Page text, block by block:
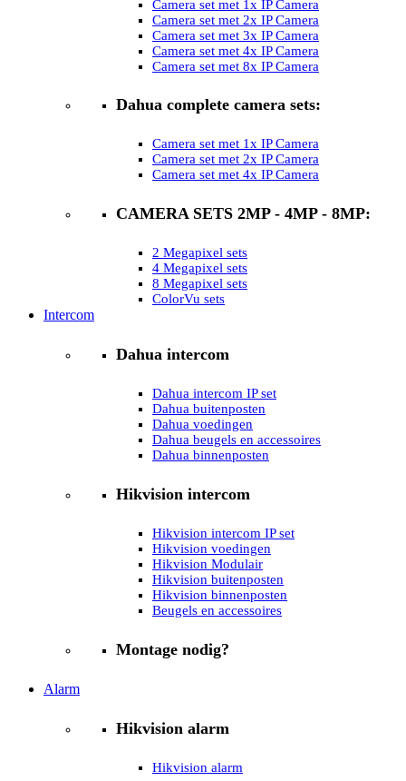
Camera set met 1x IP Camera
Camera set met 2x IP Camera
Camera set met 3x IP Camera
Camera set met 4x IP Camera
Camera set met 8x IP Camera
Dahua complete camera sets:
Camera set met 1x IP Camera
Camera set met 2x IP Camera
Camera set met 4x IP Camera
CAMERA SETS 2MP - 4MP - 8MP:
2 Megapixel sets
4 Megapixel sets
8 Megapixel sets
ColorVu sets
Intercom
Dahua intercom
Dahua intercom IP set
Dahua buitenposten
Dahua voedingen
Dahua beugels en accessoires
Dahua binnenposten
Hikvision intercom
Hikvision intercom IP set
Hikvision voedingen
Hikvision Modulair
Hikvision buitenposten
Hikvision binnenposten
Beugels en accessoires
Montage nodig?
Alarm
Hikvision alarm
Hikvision alarm